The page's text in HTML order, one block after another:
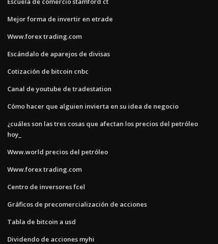
Mejor forma de invertir en etrade
Www.forex trading.com
Escándalo de aparejos de divisas
Cotización de bitcoin cnbc
Canal de youtube de tradestation
Cómo hacer que alguien invierta en su idea de negocio
¿cuáles son las tres cosas que afectan los precios del petróleo
hoy_
Www.world precios del petróleo
Www.forex trading.com
Centro de inversores fcel
Gráficos de precomercialización de acciones
Tabla de bitcoin a usd
Dividendo de acciones myhi